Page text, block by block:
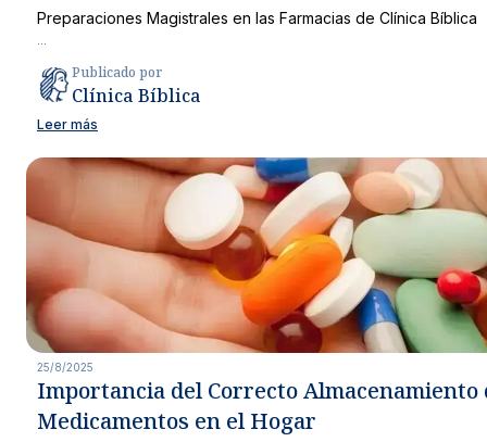
Preparaciones Magistrales en las Farmacias de Clínica Bíblica
Publicado por
Clínica Bíblica
Leer más
25/8/2025
Importancia del Correcto Almacenamiento
Medicamentos en el Hogar